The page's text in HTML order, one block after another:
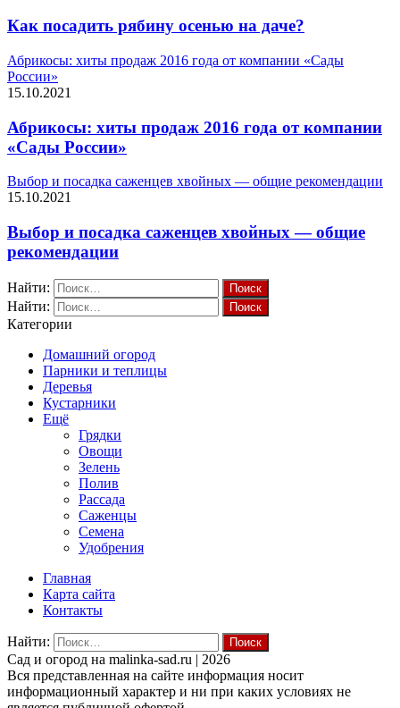
Как посадить рябину осенью на даче?
Абрикосы: хиты продаж 2016 года от компании «Сады
России»
15.10.2021
Абрикосы: хиты продаж 2016 года от компании
«Сады России»
Выбор и посадка саженцев хвойных — общие рекомендации
15.10.2021
Выбор и посадка саженцев хвойных — общие
рекомендации
Найти:
Найти:
Категории
Домашний огород
Парники и теплицы
Деревья
Кустарники
Ещё
Грядки
Овощи
Зелень
Полив
Рассада
Саженцы
Семена
Удобрения
Главная
Карта сайта
Контакты
Найти:
Cад и огород на malinka-sad.ru | 2026
Вся представленная на сайте информация носит
информационный характер и ни при каких условиях не